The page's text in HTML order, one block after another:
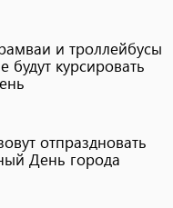
и троллейбусы
будут курсировать
отпраздновать
День города